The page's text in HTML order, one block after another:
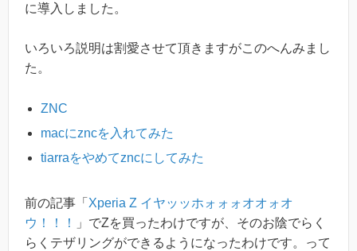
に導入しました。
いろいろ説明は割愛させて頂きますがこのへんみまし
た。
ZNC
macにzncを入れてみた
tiarraをやめてzncにしてみた
前の記事「 Xperia Z イヤッッホォォォオオォオ
ウ！！！
」でZを買ったわけですが、そのお陰でらく
らくテザリングができるようになったわけです。って